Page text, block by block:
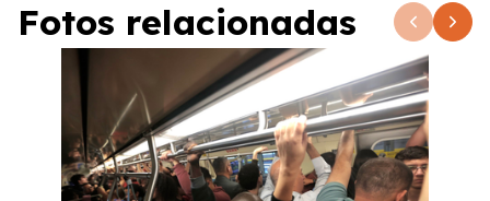
Fotos relacionadas